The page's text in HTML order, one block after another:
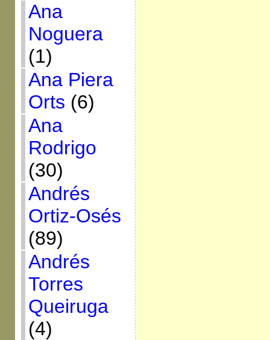
Ana
Noguera
(1)
Ana Piera
Orts (6)
Ana
Rodrigo
(30)
Andrés
Ortiz-Osés
(89)
Andrés
Torres
Queiruga
(4)